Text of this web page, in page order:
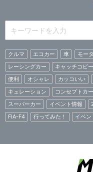
クルマ エコカー 車 モー
レーシングカー
キャッチコピー
便利
オシャレ カッコいい
キュレーション
コンセプトカー
スーパーカー
イベント情報
FIA-F4
行ってみた！ イベン